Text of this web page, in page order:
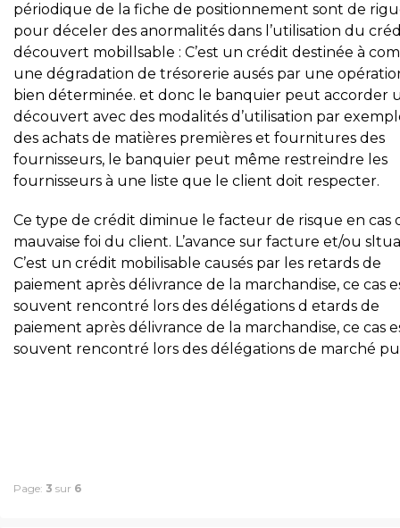
périodique de la fiche de positionnement sont de
pour déceler des anormalités dans l’utilisation du
découvert mobillsable : C’est un crédit destinée à
une dégradation de trésorerie ausés par une
bien déterminée. et donc le banquier peut accorder
découvert avec des modalités d’utilisation par
des achats de matières premières et fournitures des
fournisseurs, le banquier peut même restreindre les
fournisseurs à une liste que le client doit respecter.
Ce type de crédit diminue le facteur de risque en cas
mauvaise foi du client. L’avance sur facture et/ou
C’est un crédit mobilisable causés par les retards de
paiement après délivrance de la marchandise, ce cas
souvent rencontré lors des délégations d etards de
paiement après délivrance de la marchandise, ce cas
souvent rencontré lors des délégations de marché
Page: 3 sur 6